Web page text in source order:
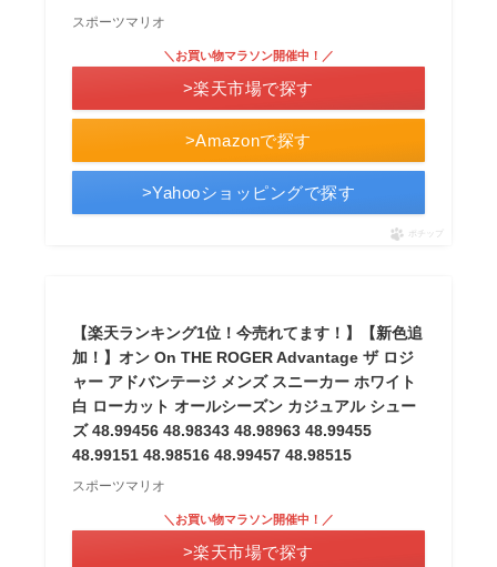
スポーツマリオ
>Amazonで探す
＼お買い物マラソン開催中！／
>楽天市場で探す
>Yahooショッピングで探す
ポチップ
【楽天ランキング1位！今売れてます！】【新色追
加！】オン On THE ROGER Advantage ザ ロジ
ャー アドバンテージ メンズ スニーカー ホワイト
白 ローカット オールシーズン カジュアル シュー
ズ 48.99456 48.98343 48.98963 48.99455
48.99151 48.98516 48.99457 48.98515
スポーツマリオ
＼お買い物マラソン開催中！／
>楽天市場で探す